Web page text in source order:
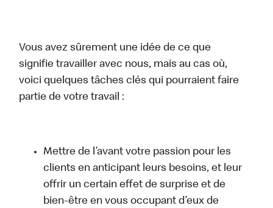
Vous avez sûrement une idée de ce que
signifie travailler avec nous, mais au cas où,
voici quelques tâches clés qui pourraient faire
partie de votre travail :
Mettre de l’avant votre passion pour les
clients en anticipant leurs besoins, et leur
offrir un certain effet de surprise et de
bien-être en vous occupant d’eux de